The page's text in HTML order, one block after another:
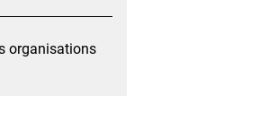
organisations